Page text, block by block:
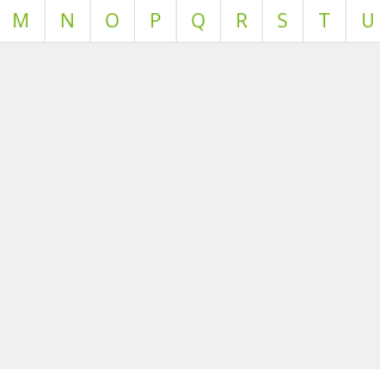
M N O P Q R S T U